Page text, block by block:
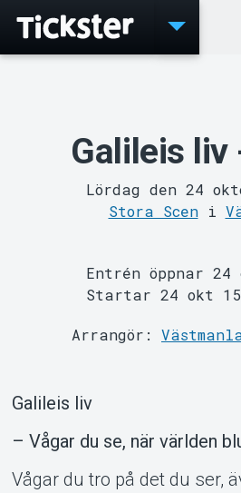
Galileis liv
Lördag den 24
Stora Sceni
Entrén öppnar 24
Startar 24 okt
Arrangör:
Galileis liv
– Vågar du se, när världen
Vågar du tro på det du ser,